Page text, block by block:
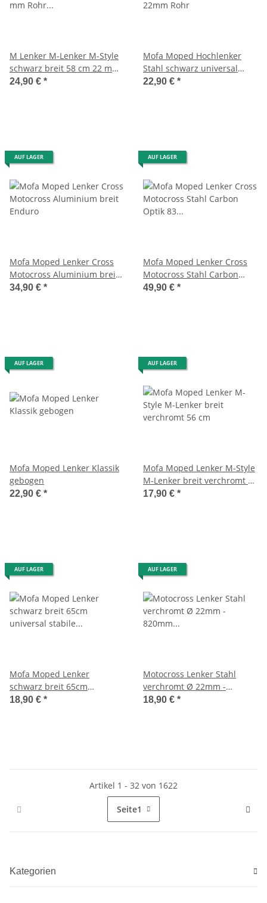
M Lenker M-Lenker M-Style
schwarz breit 58 cm 22 mm
Rohr Mofa Moped Motorrad
24,90 € *
Mofa Moped Hochlenker
Stahl schwarz universal
22mm Rohr
22,90 € *
AUF LAGER
Mofa Moped Lenker Cross
Motocross Aluminium breit
Enduro
34,90 € *
AUF LAGER
Mofa Moped Lenker Cross
Motocross Stahl Carbon
Optik 83 cm breit Enduro
49,90 € *
AUF LAGER
Mofa Moped Lenker Klassik
gebogen
22,90 € *
AUF LAGER
Mofa Moped Lenker M-Style
M-Lenker breit verchromt 56
cm
17,90 € *
AUF LAGER
Mofa Moped Lenker
schwarz breit 65cm
universal stabile Bauart 22
18,90 € *
AUF LAGER
Motocross Lenker Stahl
verchromt Ø 22mm -
820mm Länge - 70mm Höhe
18,90 € *
Artikel 1 - 32 von 1622
Seite1
Kategorien